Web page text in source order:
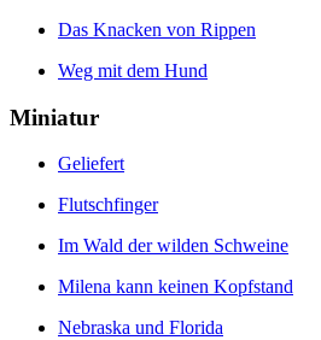
Das Knacken von Rippen
Weg mit dem Hund
Miniatur
Geliefert
Flutschfinger
Im Wald der wilden Schweine
Milena kann keinen Kopfstand
Nebraska und Florida